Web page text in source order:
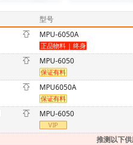
型号
MPU-6050A
MPU-6050
MPU6050A
MPU-6050
推测以下